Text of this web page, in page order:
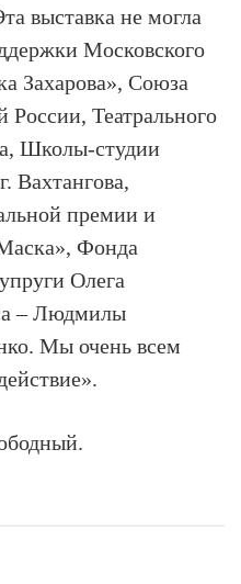
выставка не могла
Московского
Захарова», Союза
России, Театрального
Школы-студии
Вахтангова,
премии и
Фонда
Олега
– Людмилы
Мы очень всем